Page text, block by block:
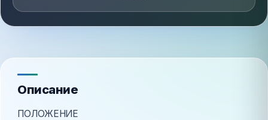
Описание
ПОЛОЖЕНИЕ